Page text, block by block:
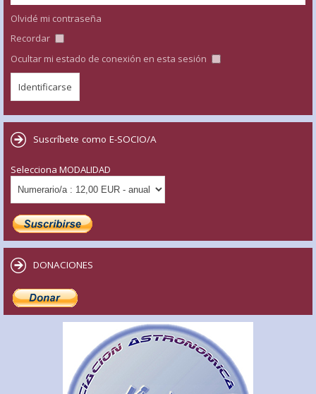
Olvidé mi contraseña
Recordar
Ocultar mi estado de conexión en esta sesión
Suscríbete como E-SOCIO/A
Selecciona MODALIDAD
DONACIONES